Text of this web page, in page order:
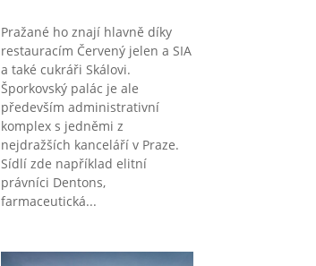
Pražané ho znají hlavně díky
restauracím Červený jelen a SIA
a také cukráři Skálovi.
Šporkovský palác je ale
především administrativní
komplex s jedněmi z
nejdražších kanceláří v Praze.
Sídlí zde například elitní
právníci Dentons,
farmaceutická...